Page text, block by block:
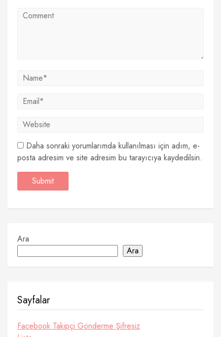
Daha sonraki yorumlarımda kullanılması için adım, e-
posta adresim ve site adresim bu tarayıcıya kaydedilsin.
Ara
Ara
Sayfalar
Facebook Takipçi Gönderme Şifresiz